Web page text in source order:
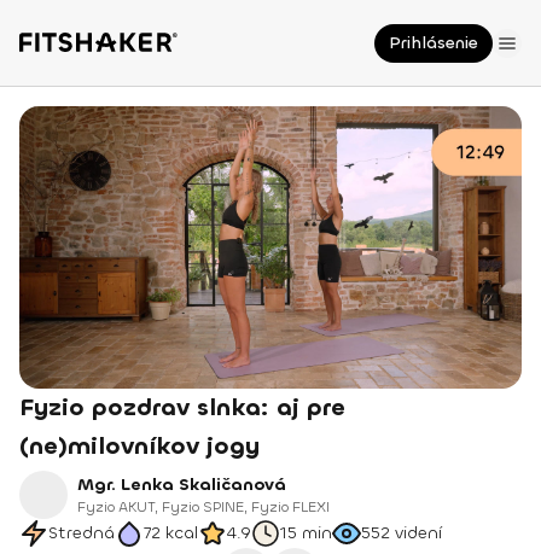
Prihlásenie
Fyzio pozdrav slnka: aj pre
(ne)milovníkov jogy
Mgr. Lenka Skaličanová
Fyzio AKUT, Fyzio SPINE, Fyzio FLEXI
Stredná 72 kcal 4.9 15 min 552 videní